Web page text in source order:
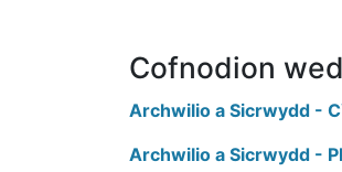
Cofnodion
Archwilio a Sicrwydd -
Archwilio a Sicrwydd -